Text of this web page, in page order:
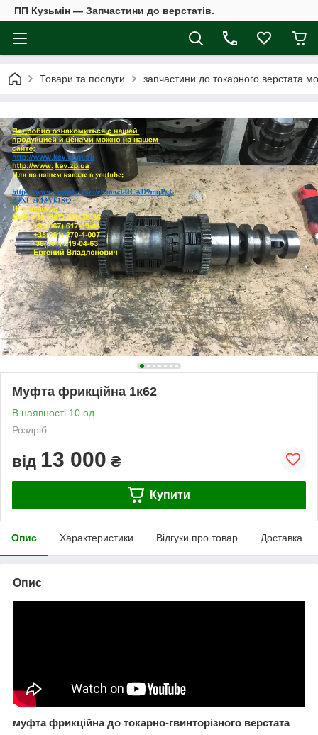
ПП Кузьмін — Запчастини до верстатів.
Товари та послуги запчастини до токарного верстата
Муфта фрикційна 1к62
В наявності 10 од.
Роздріб
від 13 000 ₴
Купити
Опис Характеристики Відгуки про товар Доставка
Опис
муфта фрикційна до токарно-гвинторізного верстата